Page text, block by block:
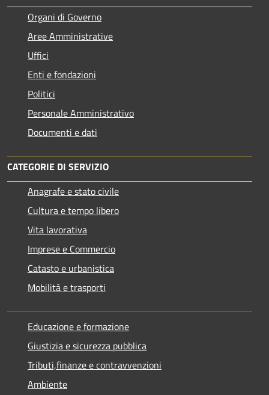
Organi di Governo
Aree Amministrative
Uffici
Enti e fondazioni
Politici
Personale Amministrativo
Documenti e dati
CATEGORIE DI SERVIZIO
Anagrafe e stato civile
Cultura e tempo libero
Vita lavorativa
Imprese e Commercio
Catasto e urbanistica
Mobilità e trasporti
Educazione e formazione
Giustizia e sicurezza pubblica
Tributi,finanze e contravvenzioni
Ambiente